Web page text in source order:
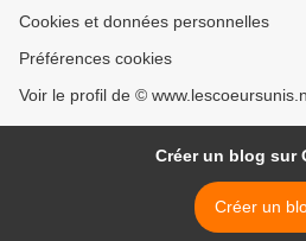
Cookies et données personnelles
Préférences cookies
Voir le profil de ©
Créer un blog sur
Créer un